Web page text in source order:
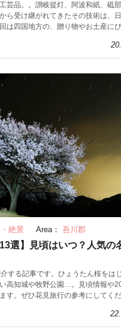
芸品。。讃岐提灯、阿波和紙、砥
ら受け継がれてきたその技術は、
は四国地方の、贈り物やお土産に
絶景 Area： 吾川郡
選】見頃はいつ？人気の
する記事です。ひょうたん桜をは
高知城や牧野公園…。見頃情報や
す。ぜひ花見旅行の参考にしてくだ